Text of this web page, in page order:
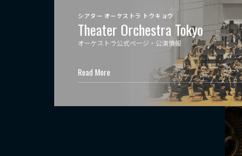
シアター オーケストラ トウキョウ
Theater Orchestra Tokyo
オーケストラ公式ページ・公演情報
Read More